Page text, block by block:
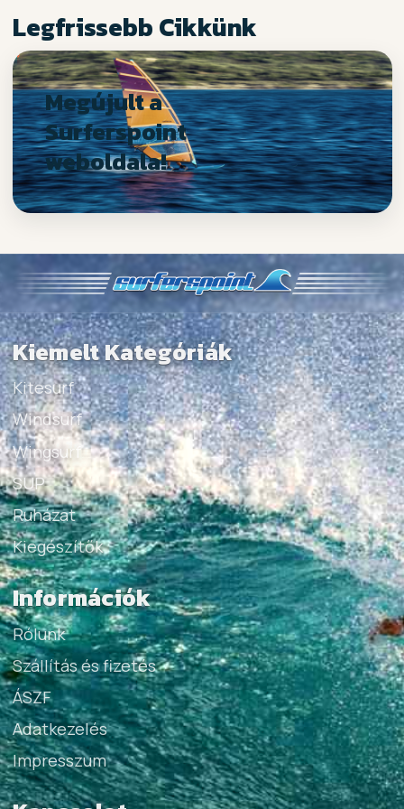
Legfrissebb Cikkünk
Megújult a
Surferspoint
weboldala!
Kiemelt Kategóriák
Kitesurf
Windsurf
Wingsurf
SUP
Ruházat
Kiegészítők
Információk
Rólunk
Szállítás és fizetés
ÁSZF
Adatkezelés
Impresszum